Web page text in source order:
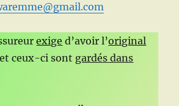
exige d’avoir l’original
et ceux-ci sont gardés dans